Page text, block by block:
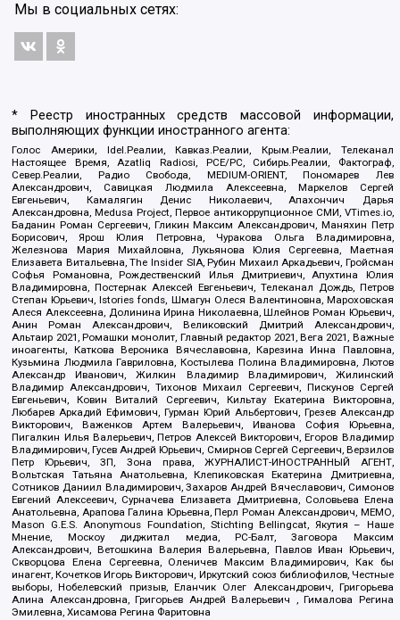
Мы в социальных сетях:
* Реестр иностранных средств массовой информации,
выполняющих функции иностранного агента:
Голос Америки, Idel.Реалии, Кавказ.Реалии, Крым.Реалии, Телеканал
Настоящее Время, Azatliq Radiosi, PCE/PC, Сибирь.Реалии, Фактограф,
Север.Реалии, Радио Свобода, MEDIUM-ORIENT, Пономарев Лев
Александрович, Савицкая Людмила Алексеевна, Маркелов Сергей
Евгеньевич, Камалягин Денис Николаевич, Апахончич Дарья
Александровна, Medusa Project, Первое антикоррупционное СМИ, VTimes.io,
Баданин Роман Сергеевич, Гликин Максим Александрович, Маняхин Петр
Борисович, Ярош Юлия Петровна, Чуракова Ольга Владимировна,
Железнова Мария Михайловна, Лукьянова Юлия Сергеевна, Маетная
Елизавета Витальевна, The Insider SIA, Рубин Михаил Аркадьевич, Гройсман
Софья Романовна, Рождественский Илья Дмитриевич, Апухтина Юлия
Владимировна, Постернак Алексей Евгеньевич, Телеканал Дождь, Петров
Степан Юрьевич, Istories fonds, Шмагун Олеся Валентиновна, Мароховская
Алеся Алексеевна, Долинина Ирина Николаевна, Шлейнов Роман Юрьевич,
Анин Роман Александрович, Великовский Дмитрий Александрович,
Альтаир 2021, Ромашки монолит, Главный редактор 2021, Вега 2021, Важные
иноагенты, Каткова Вероника Вячеславовна, Карезина Инна Павловна,
Кузьмина Людмила Гавриловна, Костылева Полина Владимировна, Лютов
Александр Иванович, Жилкин Владимир Владимирович, Жилинский
Владимир Александрович, Тихонов Михаил Сергеевич, Пискунов Сергей
Евгеньевич, Ковин Виталий Сергеевич, Кильтау Екатерина Викторовна,
Любарев Аркадий Ефимович, Гурман Юрий Альбертович, Грезев Александр
Викторович, Важенков Артем Валерьевич, Иванова София Юрьевна,
Пигалкин Илья Валерьевич, Петров Алексей Викторович, Егоров Владимир
Владимирович, Гусев Андрей Юрьевич, Смирнов Сергей Сергеевич, Верзилов
Петр Юрьевич, ЗП, Зона права, ЖУРНАЛИСТ-ИНОСТРАННЫЙ АГЕНТ,
Вольтская Татьяна Анатольевна, Клепиковская Екатерина Дмитриевна,
Сотников Даниил Владимирович, Захаров Андрей Вячеславович, Симонов
Евгений Алексеевич, Сурначева Елизавета Дмитриевна, Соловьева Елена
Анатольевна, Арапова Галина Юрьевна, Перл Роман Александрович, МЕМО,
Mason G.E.S. Anonymous Foundation, Stichting Bellingcat, Якутия – Наше
Мнение, Москоу диджитал медиа, РС-Балт, Заговора Максим
Александрович, Ветошкина Валерия Валерьевна, Павлов Иван Юрьевич,
Скворцова Елена Сергеевна, Оленичев Максим Владимирович, Как бы
инагент, Кочетков Игорь Викторович, Иркутский союз библиофилов, Честные
выборы, Нобелевский призыв, Еланчик Олег Александрович, Григорьева
Алина Александровна, Григорьев Андрей Валерьевич , Гималова Регина
Эмилевна, Хисамова Регина Фаритовна